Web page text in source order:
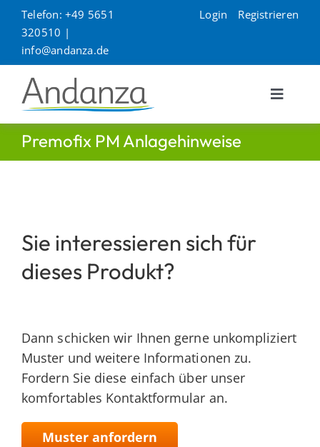
Zum
Inhalt
springen
Telefon: +49 5651
320510 |
info@andanza.de
Login Registrieren
Toggle
Unternehmen
Service
nach:
Premofix PM Anlagehinweise
Sie interessieren sich für
dieses Produkt?
Dann schicken wir Ihnen gerne unkompliziert
Muster und weitere Informationen zu.
Fordern Sie diese einfach über unser
komfortables Kontaktformular an.
Muster anfordern